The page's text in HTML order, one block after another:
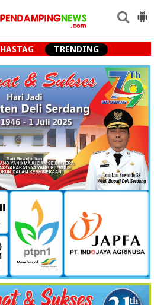
HASTAG TRENDING